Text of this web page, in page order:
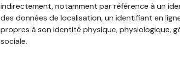
indirectement, notamment par référence à un
des données de localisation, un identifiant en
propres à son identité physique, physiologique,
sociale.